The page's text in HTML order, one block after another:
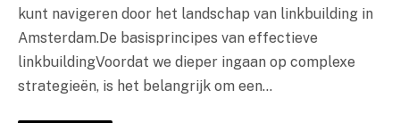
kunt navigeren door het landschap van linkbuilding in
Amsterdam.De basisprincipes van effectieve
linkbuildingVoordat we dieper ingaan op complexe
strategieën, is het belangrijk om een…